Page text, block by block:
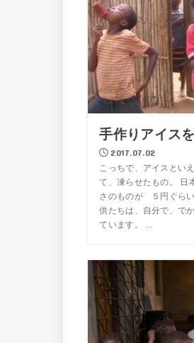
手作りアイス
2017.07.02
こっちで、アイスとい
て、凍らせたもの。 日
さのものが ５円ぐら
供たちは、自分で、で
ています。 ...